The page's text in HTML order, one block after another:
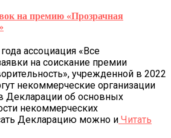
на премию «Прозрачная
ассоциация «Все
на соискание премии
учрежденной в 2022
некоммерческие организации
Декларации об основных
некоммерческих
Декларацию можно и Читать